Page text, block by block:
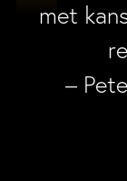
met
–